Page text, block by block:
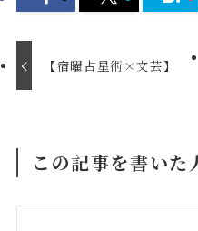
【宿曜占星術×文芸】
この記事を書いた